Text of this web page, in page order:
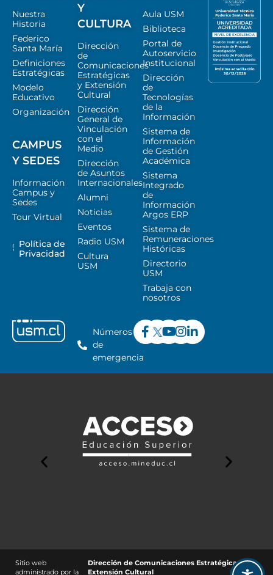
Nuestra
Historia
Federico
Santa María
Definiciones
Estratégicas
Modelo
Educativo
Organización
CAMPUS
Y SEDES
Información
Campus y
Sedes
Tour Virtual
Política de
Privacidad
Y
CULTURA
Dirección
de
Comunicaciones
Estratégicas
y Extensión
Cultural
Dirección
General de
Vinculación
con el
Medio
Dirección
de Asuntos
Internacionales
Alumni
Noticias
Eventos
Radio USM
Cultura
USM
Aula USM
Biblioteca
Portal de
Autoservicio
Institucional
Dirección
de
Tecnologías
de la
Información
Sistema de
Información
de Gestión
Académica
Sistema
Integrado
de
Información
Argos ERP
Sistema de
Remuneraciones
Históricas
Directorio
USM
Trabaja con
nosotros
Números
de
emergencia
Sitio web
administrado por la
Dirección de Comunicaciones Estratégicas y
Extensión Cultural